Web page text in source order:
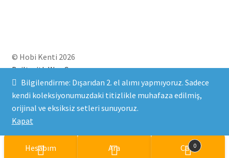
Bilgilendirme: Dışarıdan 2. el alımı yapmıyoruz. Sadece
kendi koleksiyonumuzdaki titizlikle muhafaza edilmiş,
orijinal ve eksiksiz setleri sunuyoruz.
Kapat
© Hobi Kenti 2026
Built with WooCommerce.
Hesabım Ara Cart0